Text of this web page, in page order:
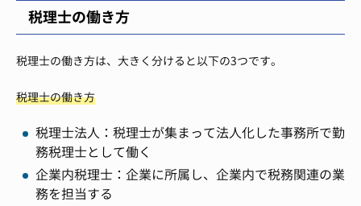
税理士の働き方
税理士の働き方は、大きく分けると以下の3つです。
税理士の働き方
税理士法人：税理士が集まって法人化した事務所で勤
務税理士として働く
企業内税理士：企業に所属し、企業内で税務関連の業
務を担当する